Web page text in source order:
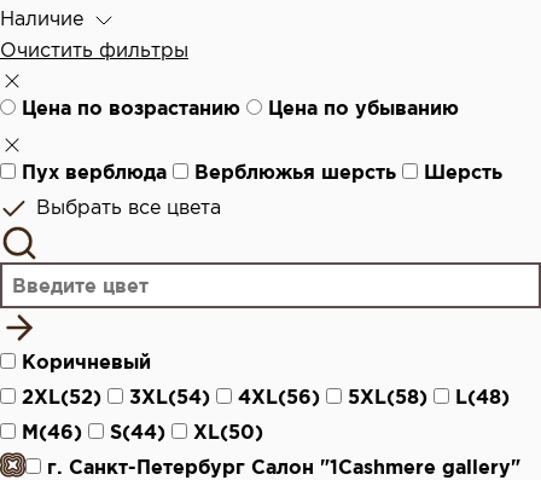
Наличие
Очистить фильтры
Цена по возрастанию Цена по убыванию
Пух верблюда Верблюжья шерсть
Шерсть
Выбрать все цвета
Коричневый
2XL(52)
3XL(54) 4XL(56) 5XL(58)
L(48)
M(46)
S(44)
XL(50)
г. Санкт-Петербург Салон "1Cashmere gallery"